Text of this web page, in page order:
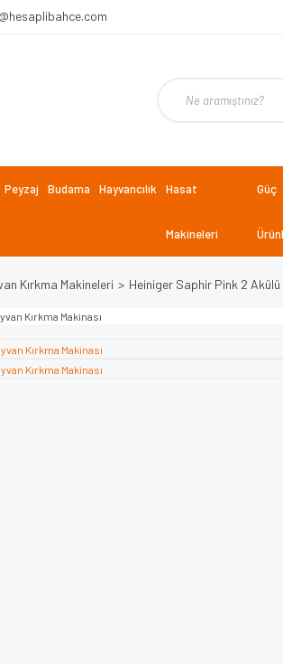
Peyzaj Budama Hayvancılık Hasat
Makineleri
Güç
Kırkma Makineleri Heiniger Saphir Pink 2 Akülü